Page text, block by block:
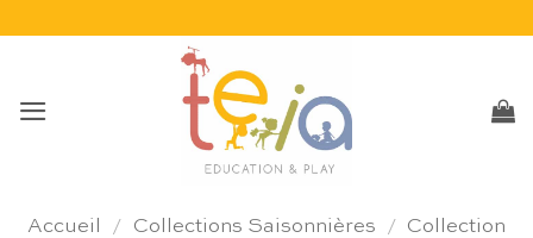
Accueil / Collections Saisonnières /
Collection